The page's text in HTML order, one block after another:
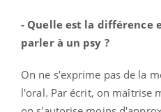
- Quelle est la différence
parler à un psy ?
On ne s'exprime pas de la
l'oral. Par écrit, on maîtrise